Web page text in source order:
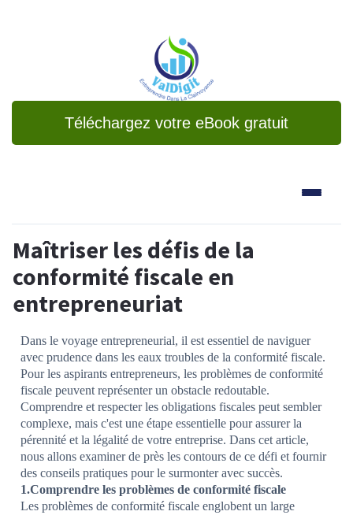
Téléchargez votre eBook gratuit
Maîtriser les défis de la
conformité fiscale en
entrepreneuriat
Dans le voyage entrepreneurial, il est essentiel de naviguer
avec prudence dans les eaux troubles de la conformité fiscale.
Pour les aspirants entrepreneurs, les problèmes de conformité
fiscale peuvent représenter un obstacle redoutable.
Comprendre et respecter les obligations fiscales peut sembler
complexe, mais c'est une étape essentielle pour assurer la
pérennité et la légalité de votre entreprise. Dans cet article,
nous allons examiner de près les contours de ce défi et fournir
des conseils pratiques pour le surmonter avec succès.
1.Comprendre les problèmes de conformité fiscale
Les problèmes de conformité fiscale englobent un large